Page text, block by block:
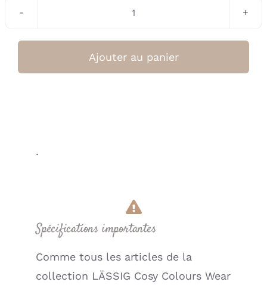
quantité
Sweat
Ajouter au panier
.
Spécifications importantes
Comme tous les articles de la
collection LÄSSIG Cosy Colours Wear